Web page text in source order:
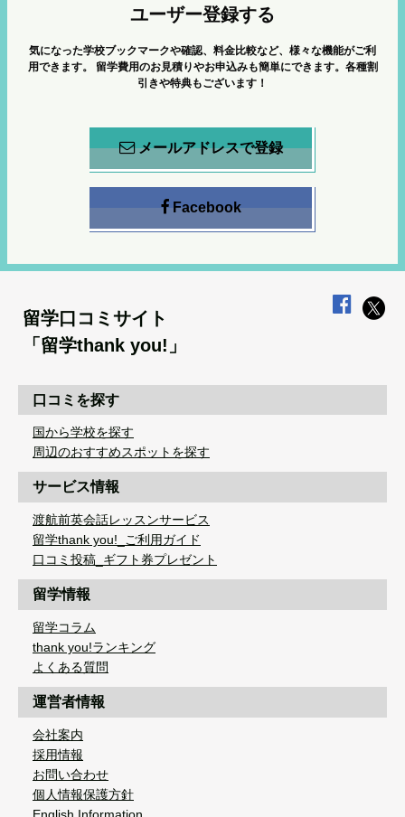
ユーザー登録する
気になった学校ブックマークや確認、料金比較など、様々な機能がご利
用できます。
留学費用のお見積りやお申込みも簡単にできます。各種割
引きや特典もございます！
メールアドレスで登録
Facebook
留学口コミサイト
「留学thank you!」
口コミを探す
国から学校を探す
周辺のおすすめスポットを探す
サービス情報
渡航前英会話レッスンサービス
留学thank you!_ご利用ガイド
口コミ投稿_ギフト券プレゼント
留学情報
留学コラム
thank you!ランキング
よくある質問
運営者情報
会社案内
採用情報
お問い合わせ
個人情報保護方針
English Information